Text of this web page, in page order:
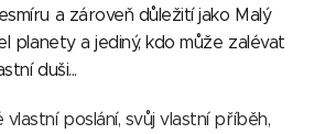
a zároveň důležití jako Malý
planety a jediný, kdo může zalévat
duši...
poslání, svůj vlastní příběh,